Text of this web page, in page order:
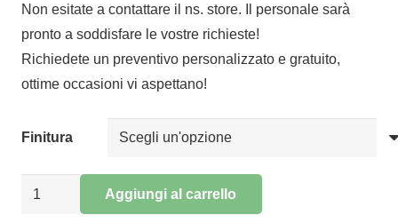
Non esitate a contattare il ns. store. Il personale sarà
pronto a soddisfare le vostre richieste!
Richiedete un preventivo personalizzato e gratuito,
ottime occasioni vi aspettano!
Finitura
Collegamento
Aggiungi al carrello